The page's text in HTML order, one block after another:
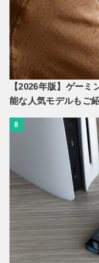
【2026年版】ゲー
能な人気モデルもご
8